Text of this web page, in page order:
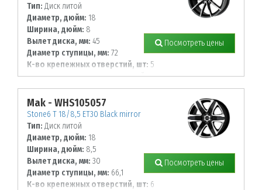
Тип: Диск литой
Диаметр, дюйм: 18
Ширина, дюйм: 8
Вылет диска, мм: 45
Диаметр ступицы, мм: 72
К-во крепежных отверстий, шт: 5
Диаметр располож. отверстий, мм:
108
Посмотреть цены
Mak - WHS105057
Stone6 T 18/8,5 ET30 Black mirror
Тип: Диск литой
Диаметр, дюйм: 18
Ширина, дюйм: 8,5
Вылет диска, мм: 30
Диаметр ступицы, мм: 66,1
К-во крепежных отверстий, шт: 6
Посмотреть цены